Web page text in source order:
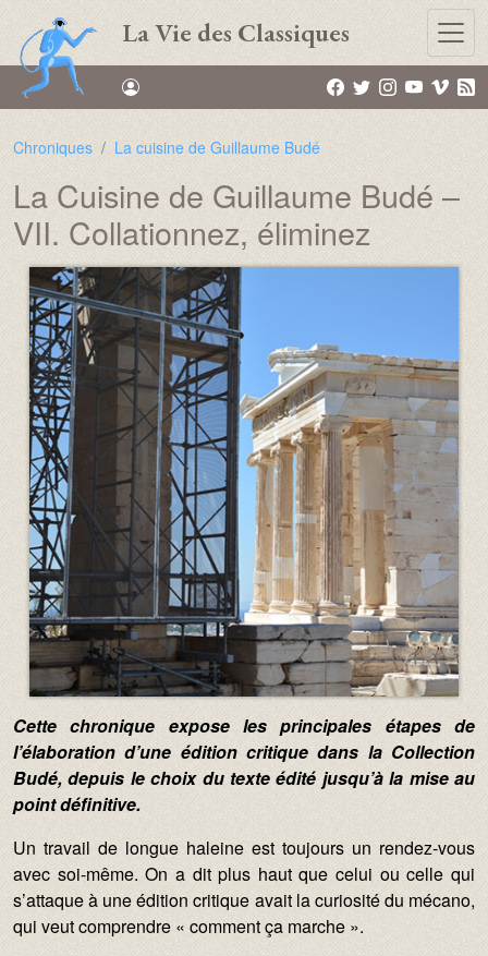
Aller au contenu principal
La Vie des Classiques
Chroniques La cuisine de Guillaume Budé
La Cuisine de Guillaume Budé –
VII. Collationnez, éliminez
Média :
Image :
Texte :
Cette chronique expose les principales étapes de
l’élaboration d’une édition critique dans la Collection
Budé, depuis le choix du texte édité jusqu’à la mise au
point définitive.
Un travail de longue haleine est toujours un rendez-vous
avec soi-même. On a dit plus haut que celui ou celle qui
s’attaque à une édition critique avait la curiosité du mécano,
qui veut comprendre « comment ça marche ».